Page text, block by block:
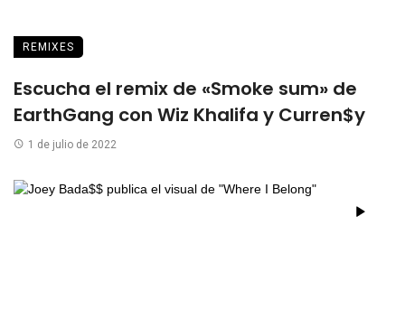
REMIXES
Escucha el remix de «Smoke sum» de
EarthGang con Wiz Khalifa y Curren$y
1 de julio de 2022